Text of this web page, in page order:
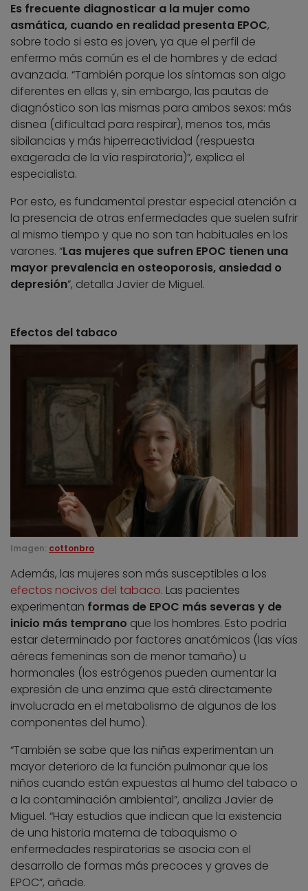
Es frecuente diagnosticar a la mujer como
asmática, cuando en realidad presenta EPOC,
sobre todo si esta es joven, ya que el perfil de
enfermo más común es el de hombres y de edad
avanzada. “También porque los síntomas son algo
diferentes en ellas y, sin embargo, las pautas de
diagnóstico son las mismas para ambos sexos: más
disnea (dificultad para respirar), menos tos, más
sibilancias y más hiperreactividad (respuesta
exagerada de la vía respiratoria)”, explica el
especialista.
Por esto, es fundamental prestar especial atención a
la presencia de otras enfermedades que suelen sufrir
al mismo tiempo y que no son tan habituales en los
varones. “Las mujeres que sufren EPOC tienen una
mayor prevalencia en osteoporosis, ansiedad o
depresión”, detalla Javier de Miguel.
Efectos del tabaco
Imagen: cottonbro
Además, las mujeres son más susceptibles a los
efectos nocivos del tabaco. Las pacientes
experimentan formas de EPOC más severas y de
inicio más temprano que los hombres. Esto podría
estar determinado por factores anatómicos (las vías
aéreas femeninas son de menor tamaño) u
hormonales (los estrógenos pueden aumentar la
expresión de una enzima que está directamente
involucrada en el metabolismo de algunos de los
componentes del humo).
“También se sabe que las niñas experimentan un
mayor deterioro de la función pulmonar que los
niños cuando están expuestas al humo del tabaco o
a la contaminación ambiental”, analiza Javier de
Miguel. “Hay estudios que indican que la existencia
de una historia materna de tabaquismo o
enfermedades respiratorias se asocia con el
desarrollo de formas más precoces y graves de
EPOC”, añade.